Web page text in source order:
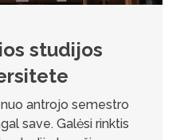
studijos
antrojo semestro
save. Galėsi rinktis